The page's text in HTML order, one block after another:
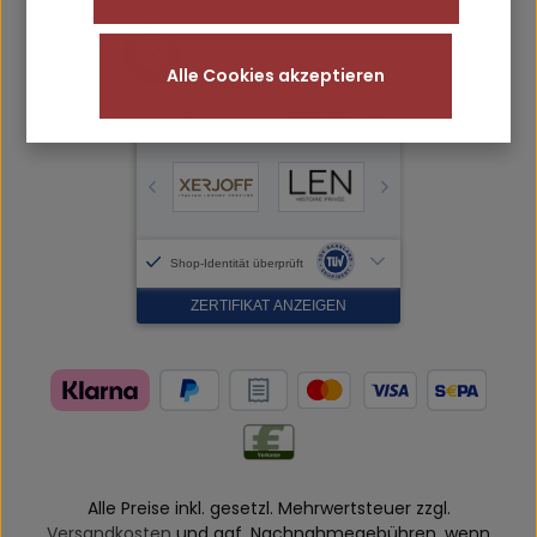
Alle Preise inkl. gesetzl. Mehrwertsteuer zzgl.
Alle Cookies akzeptieren